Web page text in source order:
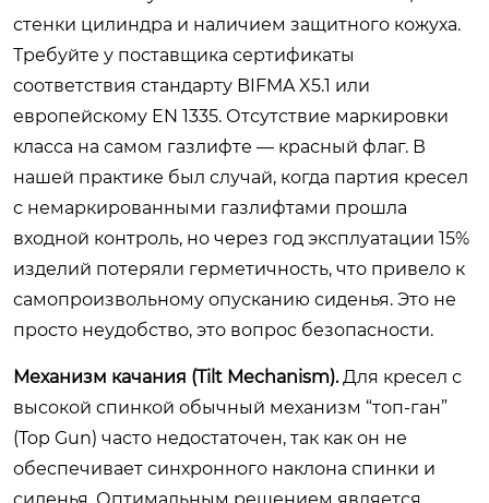
стенки цилиндра и наличием защитного кожуха.
Требуйте у поставщика сертификаты
соответствия стандарту BIFMA X5.1 или
европейскому EN 1335. Отсутствие маркировки
класса на самом газлифте — красный флаг. В
нашей практике был случай, когда партия кресел
с немаркированными газлифтами прошла
входной контроль, но через год эксплуатации 15%
изделий потеряли герметичность, что привело к
самопроизвольному опусканию сиденья. Это не
просто неудобство, это вопрос безопасности.
Механизм качания (Tilt Mechanism).Для кресел с
высокой спинкой обычный механизм “топ-ган”
(Top Gun) часто недостаточен, так как он не
обеспечивает синхронного наклона спинки и
сиденья. Оптимальным решением является